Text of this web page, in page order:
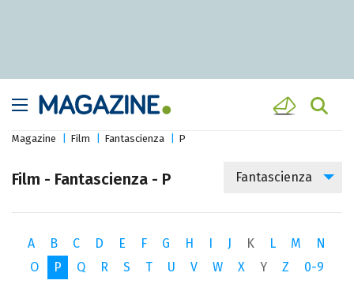
Magazine Film Fantascienza P
Film - Fantascienza - P Fantascienza
A B C D E F G H J K L M
N
O
P Q R S T U V W X Y Z 0-9